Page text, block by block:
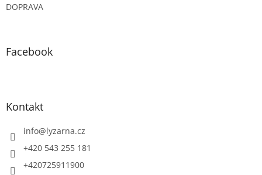
DOPRAVA
Facebook
Kontakt
info@lyzarna.cz
+420 543 255 181
+420725911900